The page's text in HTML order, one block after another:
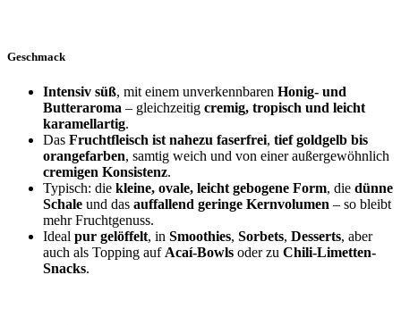
Geschmack
Intensiv süß, mit einem unverkennbaren Honig- und
Butteraroma – gleichzeitig cremig, tropisch und leicht
karamellartig.
Das Fruchtfleisch ist nahezu faserfrei, tief goldgelb bis
orangefarben, samtig weich und von einer außergewöhnlich
cremigen Konsistenz.
Typisch: die kleine, ovale, leicht gebogene Form, die dünne
Schale und das auffallend geringe Kernvolumen – so bleibt
mehr Fruchtgenuss.
Ideal pur gelöffelt, in Smoothies, Sorbets, Desserts, aber
auch als Topping auf Acaí-Bowls oder zu Chili-Limetten-
Snacks.